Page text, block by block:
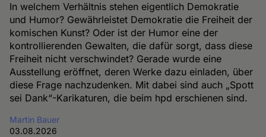
In welchem Verhältnis stehen eigentlich Demokratie
und Humor? Gewährleistet Demokratie die Freiheit der
komischen Kunst? Oder ist der Humor eine der
kontrollierenden Gewalten, die dafür sorgt, dass diese
Freiheit nicht verschwindet? Gerade wurde eine
Ausstellung eröffnet, deren Werke dazu einladen, über
diese Frage nachzudenken. Mit dabei sind auch „Spott
sei Dank“-Karikaturen, die beim hpd erschienen sind.
Martin Bauer
03.08.2026